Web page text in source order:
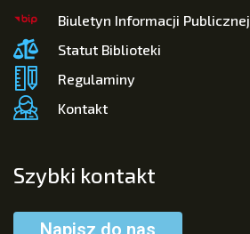
Biuletyn Informacji Publicznej
Statut Biblioteki
Regulaminy
Kontakt
Szybki kontakt
Napisz do nas